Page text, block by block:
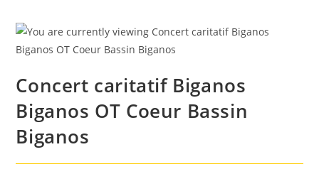
Concert caritatif Biganos
Biganos OT Coeur Bassin
Biganos